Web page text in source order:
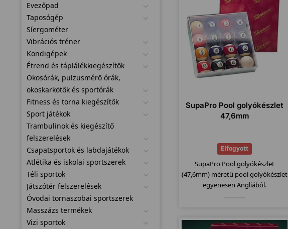
SupaPro Pool golyókészlet
47,6mm
Elfogyott
SupaPro Pool golyókészlet
(47,6mm) méretű pool golyókészlet
egyenesen Angliából.
Evezőpad
Taposógép
Síergométer
Vibrációs tréner
Kondigépek
Étrend és táplálékkiegészítők
Okosórák, pulzusmérő órák,
okoskarkötők és sportórák
Fitness és torna kiegészítők
Sport játékok
Trambulinok és kiegészítő
felszerelések
Csapatsportok és labdajátékok
Atlétika és iskolai sportszerek
Téli sportok
Játszótér felszerelések
Óvodai tornaszobai sportszerek
Masszázs termékek
Vizi sportok